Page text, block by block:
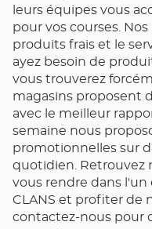
leurs équipes vous
pour vos courses.
produits frais et le
ayez besoin de
vous trouverez
magasins proposent
avec le meilleur
semaine nous
promotionnelles sur
quotidien. Retrouvez
vous rendre dans l'un
CLANS et profiter de
contactez-nous pour